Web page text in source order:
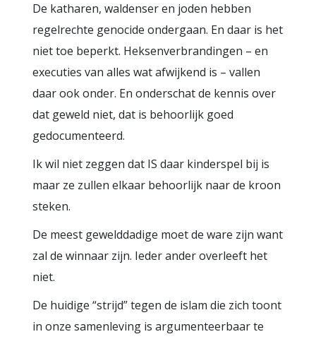
De katharen, waldenser en joden hebben
regelrechte genocide ondergaan. En daar is het
niet toe beperkt. Heksenverbrandingen – en
executies van alles wat afwijkend is – vallen
daar ook onder. En onderschat de kennis over
dat geweld niet, dat is behoorlijk goed
gedocumenteerd.
Ik wil niet zeggen dat IS daar kinderspel bij is
maar ze zullen elkaar behoorlijk naar de kroon
steken.
De meest gewelddadige moet de ware zijn want
zal de winnaar zijn. Ieder ander overleeft het
niet.
De huidige “strijd” tegen de islam die zich toont
in onze samenleving is argumenteerbaar te